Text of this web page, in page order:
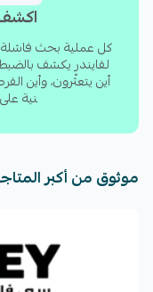
الفايندر: لا
كل عملية بحث
لفايندر يكشف
أين يتعثّرون، وأين
نية
موثوق من أكبر